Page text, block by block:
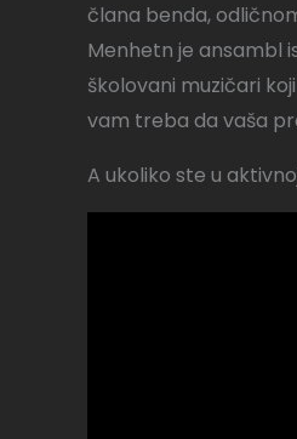
člana benda,
Menhetn je ansambl
školovani muzičari
vam treba da vaša
A ukoliko ste u